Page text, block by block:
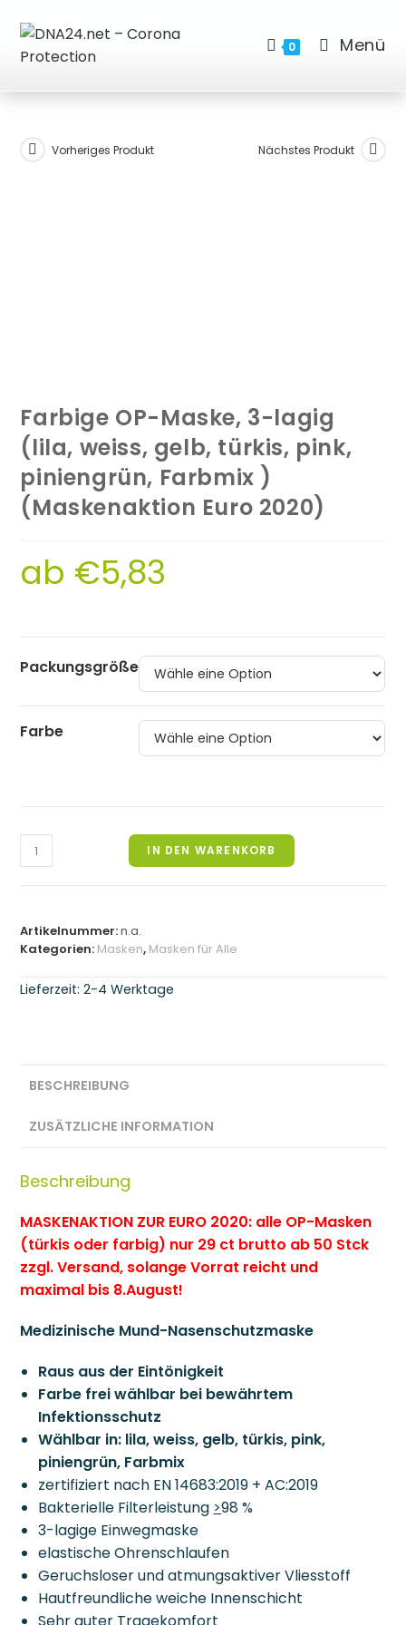
0 Menü
Vorheriges Produkt Nächstes Produkt
Farbige OP-Maske, 3-lagig
(lila, weiss, gelb, türkis, pink,
piniengrün, Farbmix )
(Maskenaktion Euro 2020)
ab €5,83
Packungsgröße
Farbe
Farbige
OP-
lagig
(lila,
gelb,
Euro
IN DEN WARENKORB
Artikelnummer:n.a.
Kategorien: Masken, Masken für Alle
Lieferzeit: 2-4 Werktage
BESCHREIBUNG
ZUSÄTZLICHE INFORMATION
Beschreibung
MASKENAKTION ZUR EURO 2020: alle OP-Masken
(türkis oder farbig) nur 29 ct brutto ab 50 Stck
zzgl. Versand, solange Vorrat reicht und
maximal bis 8.August!
Medizinische Mund-Nasenschutzmaske
Raus aus der Eintönigkeit
Farbe frei wählbar bei bewährtem
Infektionsschutz
Wählbar in: lila, weiss, gelb, türkis, pink,
piniengrün, Farbmix
zertifiziert nach EN 14683:2019 + AC:2019
Bakterielle Filterleistung >98 %
3-lagige Einwegmaske
elastische Ohrenschlaufen
Geruchsloser und atmungsaktiver Vliesstoff
Hautfreundliche weiche Innenschicht